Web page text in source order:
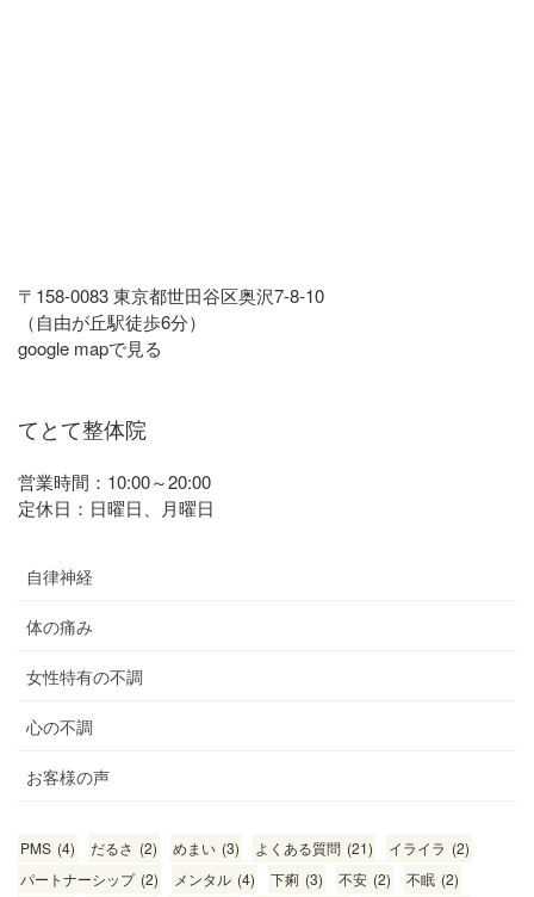
〒158-0083 東京都世田谷区奥沢7-8-10
（自由が丘駅徒歩6分）
google mapで見る
てとて整体院
営業時間：10:00～20:00
定休日：日曜日、月曜日
自律神経
体の痛み
女性特有の不調
心の不調
お客様の声
PMS (4) だるさ (2) めまい (3) よくある質問 (21) イライラ (2)
パートナーシップ (2) メンタル (4) 下痢 (3) 不安 (2) 不眠 (2)